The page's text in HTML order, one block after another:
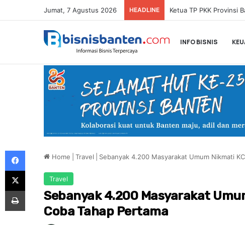
Jumat, 7 Agustus 2026 HEADLINE
INFO BISNIS
Home Travel Sebanyak 4.200 Masyarakat Umum Nikmati
Travel
Sebanyak 4.200 Masyarakat
Coba Tahap Pertama